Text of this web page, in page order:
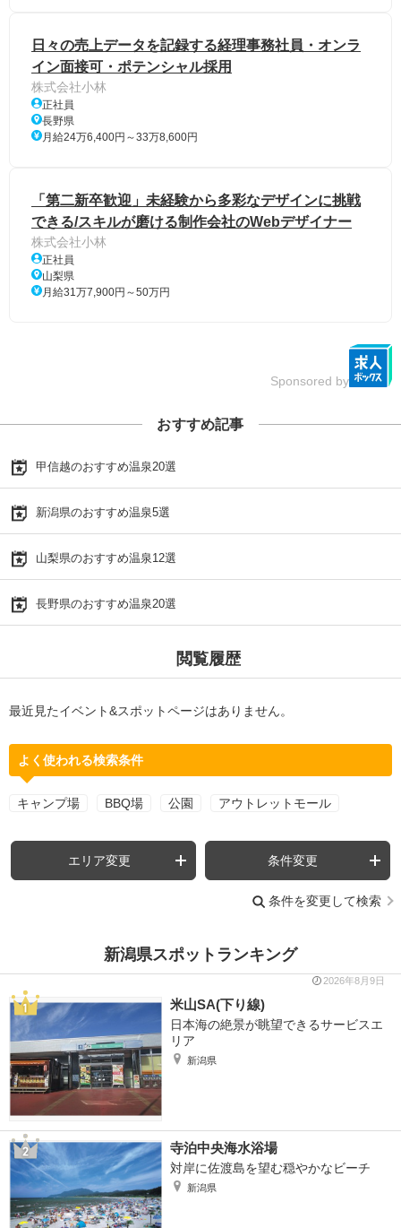
日々の売上データを記録する経理事務社員・オンラ
イン面接可・ポテンシャル採用
株式会社小林
正社員
長野県
月給24万6,400円～33万8,600円
「第二新卒歓迎」未経験から多彩なデザインに挑戦
できる/スキルが磨ける制作会社のWebデザイナー
株式会社小林
正社員
山梨県
月給31万7,900円～50万円
Sponsored by
おすすめ記事
甲信越のおすすめ温泉20選
新潟県のおすすめ温泉5選
山梨県のおすすめ温泉12選
長野県のおすすめ温泉20選
閲覧履歴
最近見たイベント&スポットページはありません。
よく使われる検索条件
キャンプ場 BBQ場 公園 アウトレットモール
エリア変更 条件変更
条件を変更して検索
新潟県スポットランキング
2026年8月9日
米山SA(下り線)
日本海の絶景が眺望できるサービスエ
リア
新潟県
寺泊中央海水浴場
対岸に佐渡島を望む穏やかなビーチ
新潟県